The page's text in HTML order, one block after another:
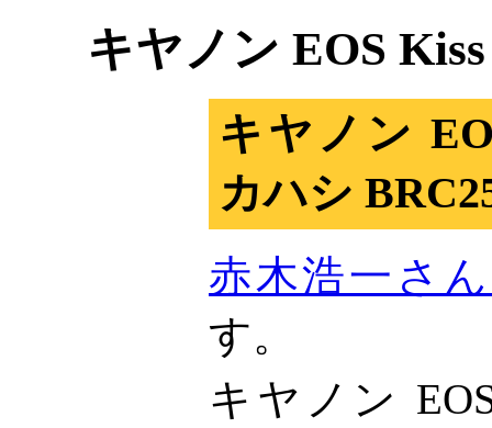
キヤノン EOS
キヤノン
カハシ
赤木浩一さん
す。
キヤノン